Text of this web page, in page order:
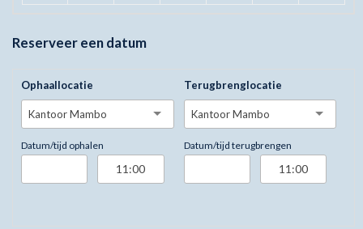
Reserveer een datum
Ophaallocatie
Kantoor Mambo
Datum/tijd ophalen
Terugbrenglocatie
Kantoor Mambo
Datum/tijd terugbrengen